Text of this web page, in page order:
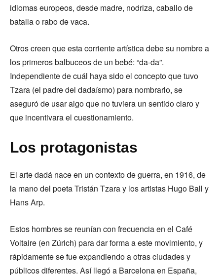
idiomas europeos, desde madre, nodriza, caballo de
batalla o rabo de vaca.
Otros creen que esta corriente artística debe su nombre a
los primeros balbuceos de un bebé: “da-da”.
Independiente de cuál haya sido el concepto que tuvo
Tzara (el padre del dadaísmo) para nombrarlo, se
aseguró de usar algo que no tuviera un sentido claro y
que incentivara el cuestionamiento.
Los protagonistas
El arte dadá nace en un contexto de guerra, en 1916, de
la mano del poeta Tristán Tzara y los artistas Hugo Ball y
Hans Arp.
Estos hombres se reunían con frecuencia en el Café
Voltaire (en Zúrich) para dar forma a este movimiento, y
rápidamente se fue expandiendo a otras ciudades y
públicos diferentes. Así llegó a Barcelona en España,